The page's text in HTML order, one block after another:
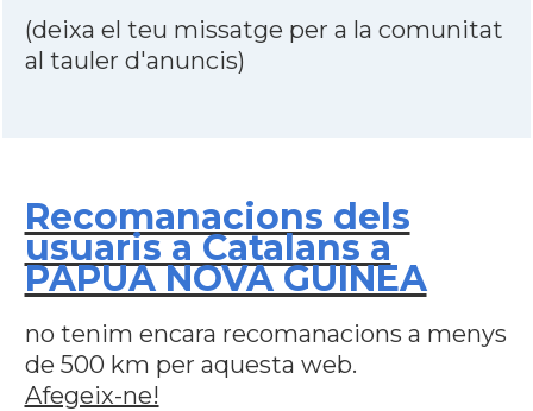
(deixa el teu missatge per a la comunitat
al tauler d'anuncis)
Recomanacions dels
usuaris a Catalans a
PAPUA NOVA GUINEA
no tenim encara recomanacions a menys
de 500 km per aquesta web.
Afegeix-ne!